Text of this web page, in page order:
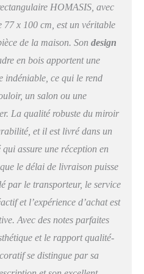
longtemps du reflet
construction solide.
~Illuminez votre
maison~ Ce miroir de
salle de bain HD est
équipé de verre de
haute qualité et offre
illumine la pièce et
crée une atmosphère
plus vivante. Il
l'espace et le rend plus
spacieux. Crochets
pratiques et fiables : le
miroir suspendu est
déjà équipé de crochets
métalliques robustes
montage rapide. En
HOMASIS, avec
77 x 100 cm, est un véritable
de la maison. Son design
en bois apportent une
indéniable, ce qui le rend
un salon ou une
La qualité robuste du miroir
et il est livré dans un
assure une réception en
le délai de livraison puisse
par le transporteur, le service
et l’expérience d’achat est
Avec des notes parfaites
et le rapport qualité-
se distingue par sa